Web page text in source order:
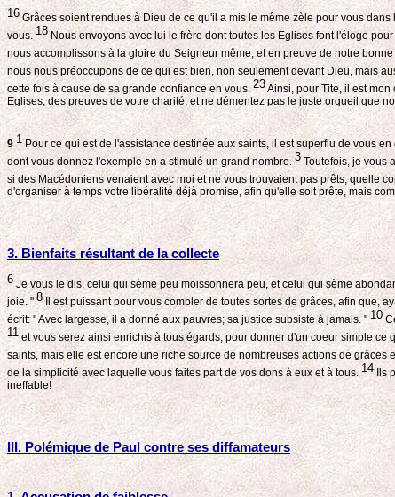
16Grâces soient rendues à Dieu de ce qu'il a mis le même zèle pour vous
vous.18Nous envoyons avec lui le frère dont toutes les Eglises font l'éloge
nous accomplissons à la gloire du Seigneur même, et en preuve de notre
nous nous préoccupons de ce qui est bien, non seulement devant Dieu, mais
cette fois à cause de sa grande confiance en vous.23Ainsi, pour Tite, il est
Eglises, des preuves de votre charité, et ne démentez pas le juste orgueil que
9 1Pour ce qui est de l'assistance destinée aux saints, il est superflu de vous
dont vous donnez l'exemple en a stimulé un grand nombre. 3 Toutefois, je vous
si des Macédoniens venaient avec moi et ne vous trouvaient pas prêts, quelle
d'organiser à temps votre libéralité déjà promise, afin qu'elle soit prête, mais
3. Bienfaits résultant de la collecte
6Je vous le dis, celui qui sème peu moissonnera peu, et celui qui sème
joie. "8Il est puissant pour vous combler de toutes sortes de grâces, afin que,
écrit: " Avec largesse, il a donné aux pauvres; sa justice subsiste à jamais. "10
11 et vous serez ainsi enrichis à tous égards, pour donner d'un coeur simple
saints, mais elle est encore une riche source de nombreuses actions de grâces
de la simplicité avec laquelle vous faites part de vos dons à eux et à tous. 14Ils
ineffable!
III. Polémique de Paul contre ses diffamateurs